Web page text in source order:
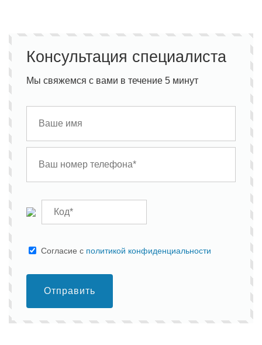
Консультация специалиста
Мы свяжемся с вами в течение 5 минут
Cогласие с политикой конфиденциальности
Отправить